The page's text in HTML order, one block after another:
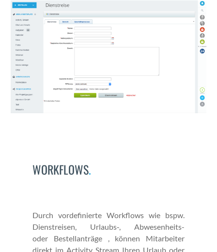
WORKFLOWS.
Durch vordefinierte Work­flows wie bspw.
Dien­streisen, Urlaubs‑, Abwe­sen­heits-
oder Bestel­lanträge , kön­nen Mitar­beit­er
direkt im Activ­i­ty Stream Ihren Urlaub oder